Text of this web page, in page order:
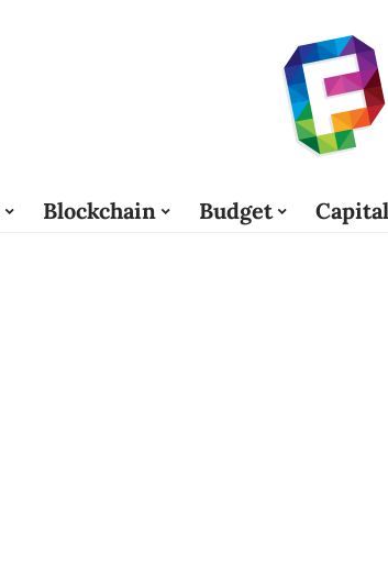
Blockchain Budget Capital